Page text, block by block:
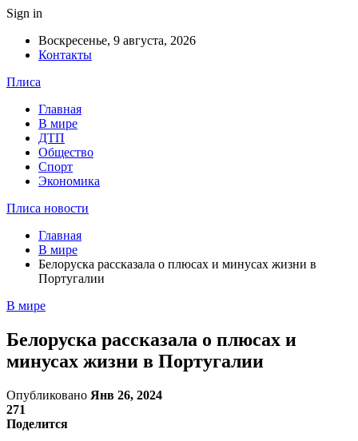
Sign in
Воскресенье, 9 августа, 2026
Контакты
Плиса
Главная
В мире
ДТП
Общество
Спорт
Экономика
Плиса новости
Главная
В мире
Белоруска рассказала о плюсах и минусах жизни в
Португалии
В мире
Белоруска рассказала о плюсах и
минусах жизни в Португалии
Опубликовано Янв 26, 2024
271
Поделится